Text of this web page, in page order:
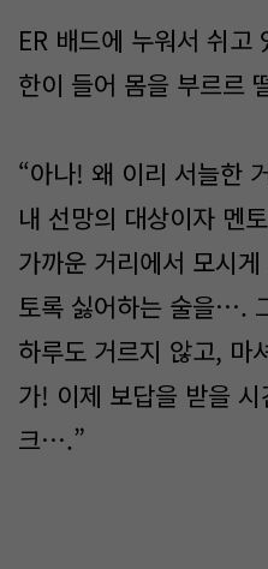
ER 배드에 누워서 쉬고
한이 들어 몸을 부르르
“아나! 왜 이리 서늘한
내 선망의 대상이자 멘
가까운 거리에서 모시
토록 싫어하는 술을….
하루도 거르지 않고, 마
가! 이제 보답을 받을
크….”